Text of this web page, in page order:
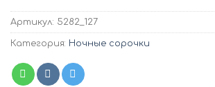
Артикул: 5282_127
Категория: Ночные сорочки